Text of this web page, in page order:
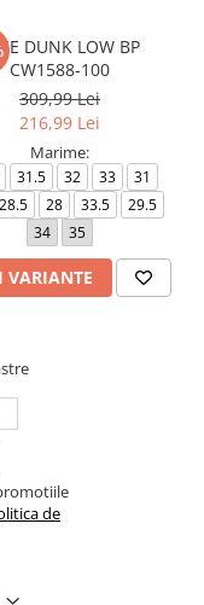
DUNK LOW BP
CW1588-100
309,99 Lei
216,99 Lei
Marime:
31.5 32 33
31
28.5 28 33.5
29.5
34
35
VARIANTE
de